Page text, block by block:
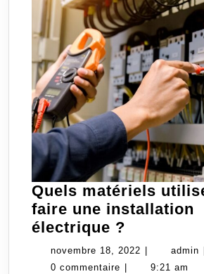
Quels matériels
faire une installation
électrique ?
matériels
utiliser
novembre 18, 2022 novembre
18,
admin
0 commentaire
9:21 am